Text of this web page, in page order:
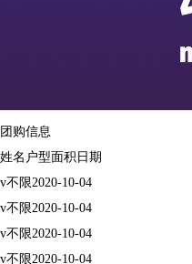
团购信息
姓名 户型面积 日期
v不限2020-10-04
v不限2020-10-04
v不限2020-10-04
v不限2020-10-04